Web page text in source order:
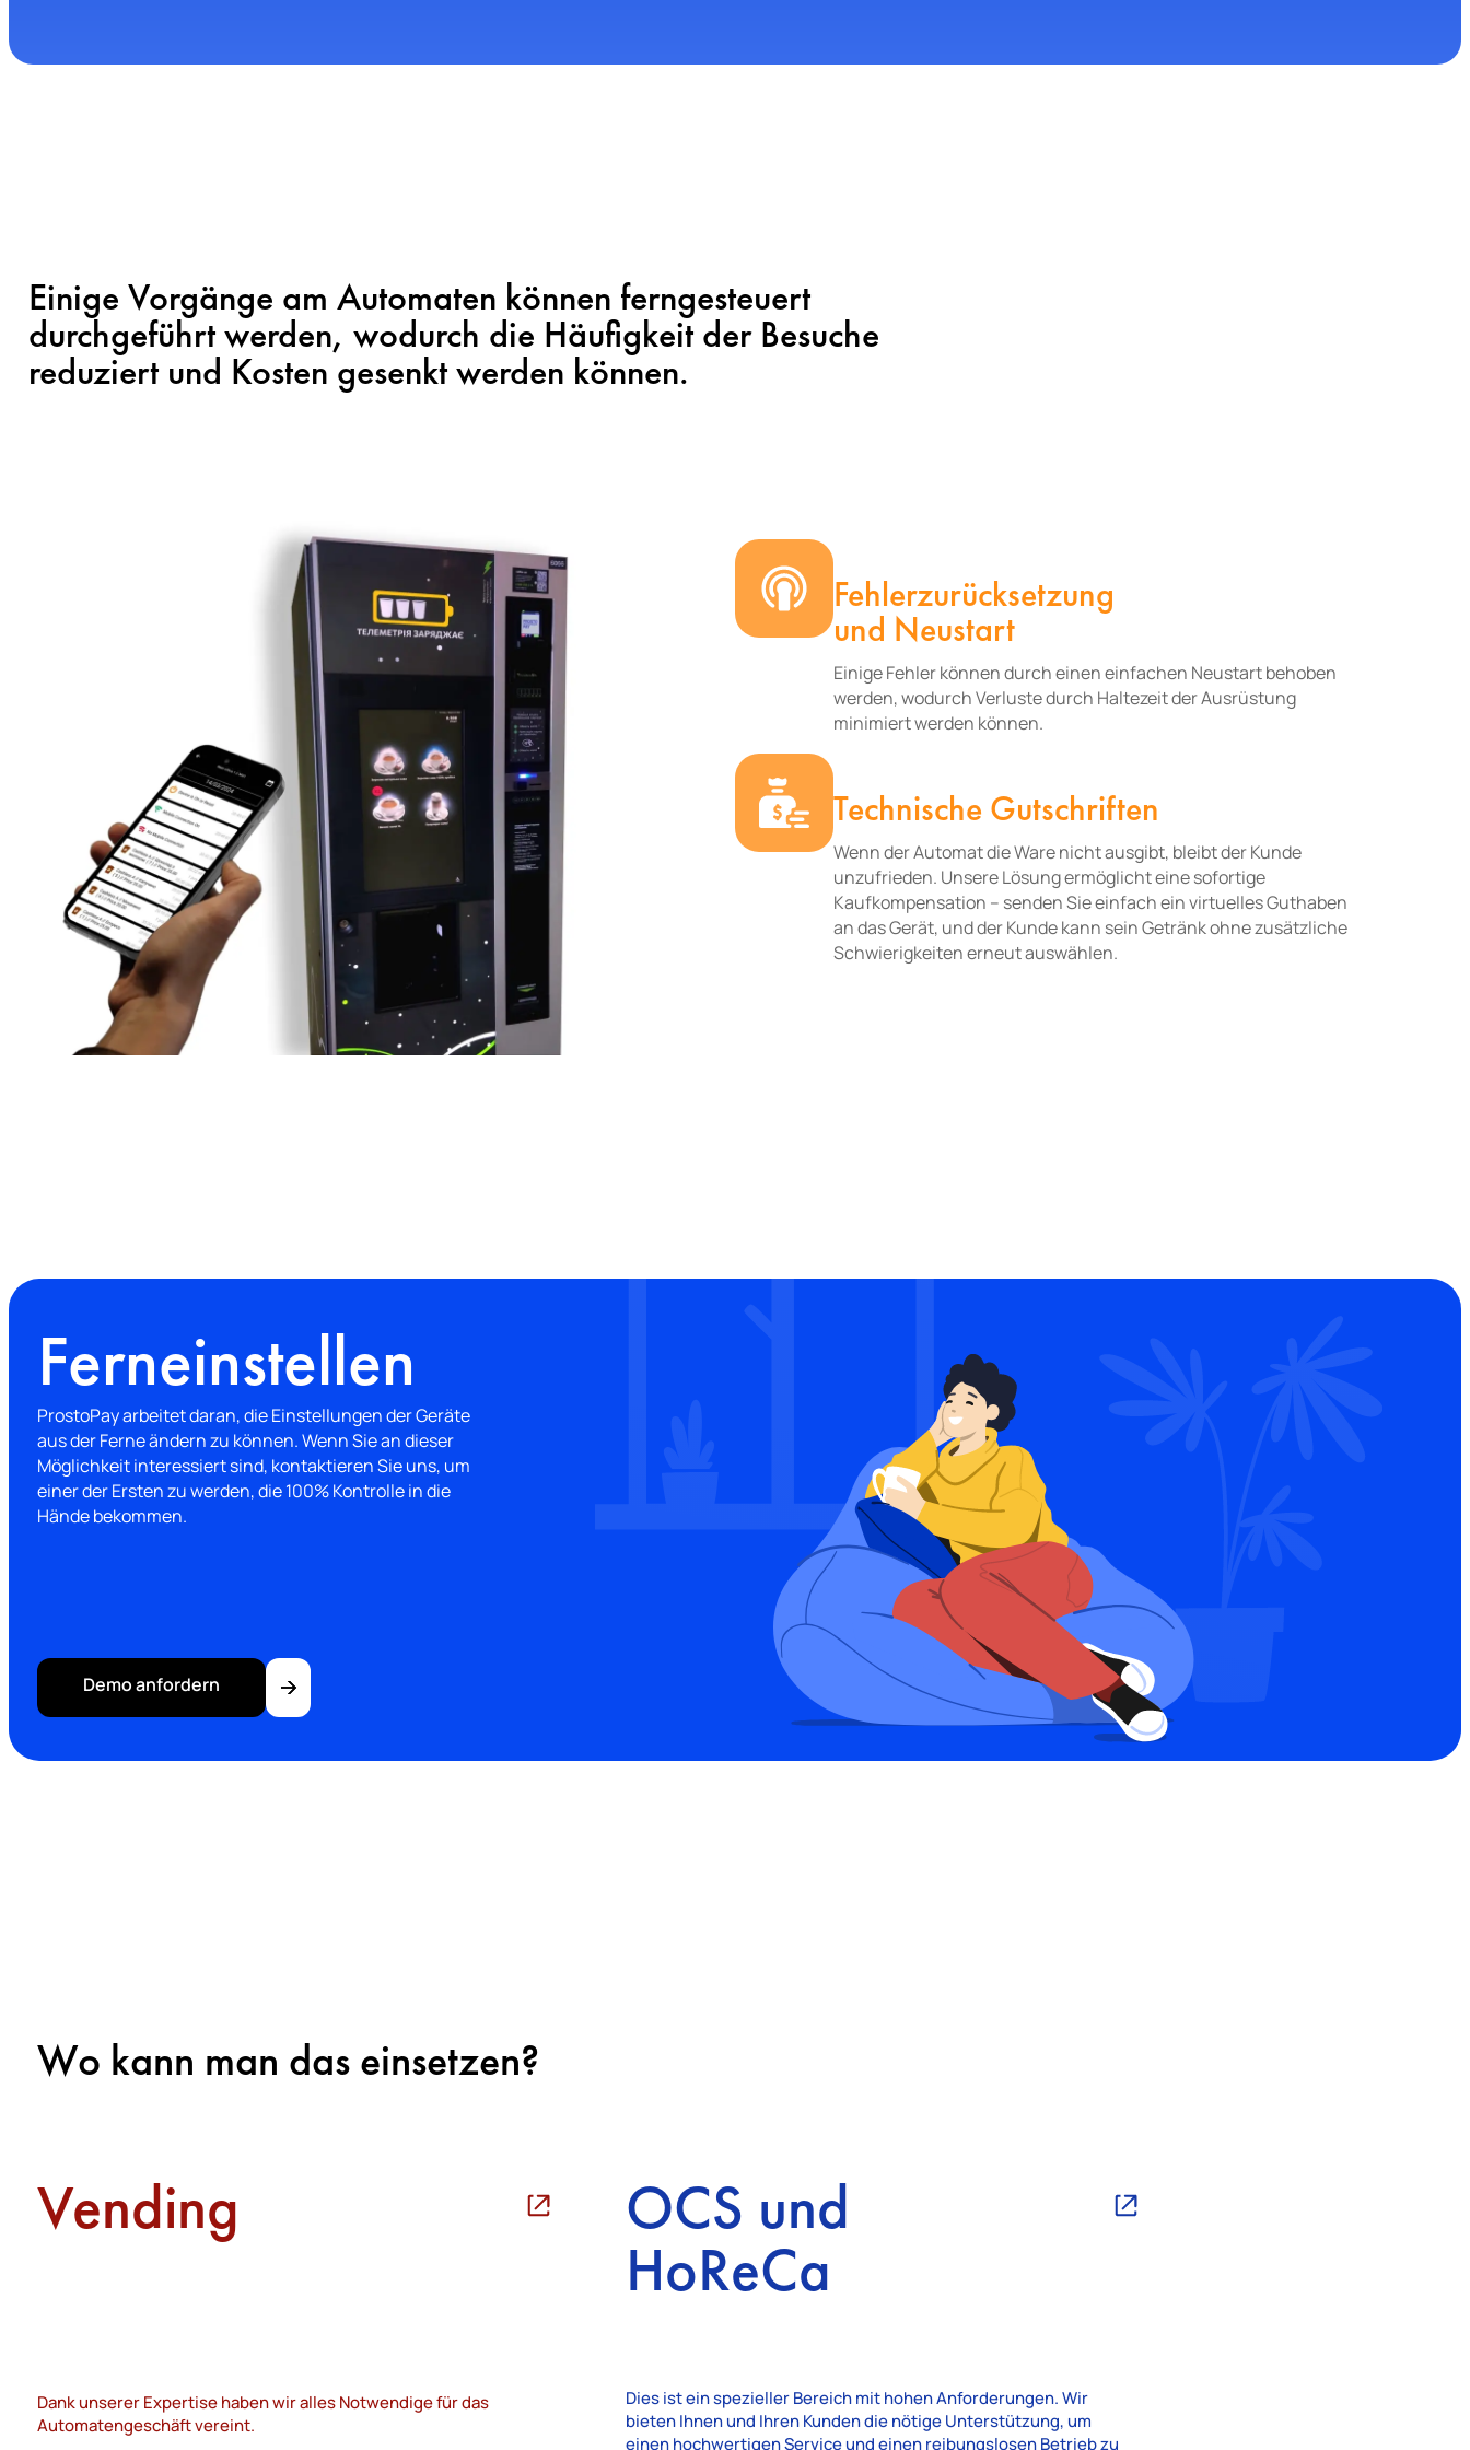
Einige Vorgänge am Automaten können ferngesteuert
durchgeführt werden, wodurch die Häufigkeit der Besuche
reduziert und Kosten gesenkt werden können.
Fehlerzurücksetzung
und Neustart
Einige Fehler können durch einen einfachen Neustart behoben
werden, wodurch Verluste durch Haltezeit der Ausrüstung
minimiert werden können.
Technische Gutschriften
Wenn der Automat die Ware nicht ausgibt, bleibt der Kunde
unzufrieden. Unsere Lösung ermöglicht eine sofortige
Kaufkompensation – senden Sie einfach ein virtuelles Guthaben
an das Gerät, und der Kunde kann sein Getränk ohne zusätzliche
Schwierigkeiten erneut auswählen.
Ferneinstellen
ProstoPay arbeitet daran, die Einstellungen der Geräte
aus der Ferne ändern zu können. Wenn Sie an dieser
Möglichkeit interessiert sind, kontaktieren Sie uns, um
einer der Ersten zu werden, die 100% Kontrolle in die
Hände bekommen.
Demo anfordern
Wo kann man das einsetzen?
Vending
Dank unserer Expertise haben wir alles Notwendige für das
Automatengeschäft vereint.
OCS und
HoReCa
Dies ist ein spezieller Bereich mit hohen Anforderungen. Wir
bieten Ihnen und Ihren Kunden die nötige Unterstützung, um
einen hochwertigen Service und einen reibungslosen Betrieb zu